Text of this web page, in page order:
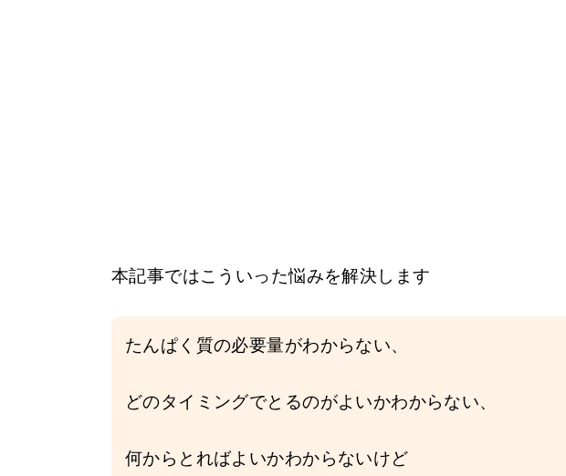
本記事ではこういった悩みを解決します
たんぱく質の必要量がわからない、
どのタイミングでとるのがよいかわからない、
何からとればよいかわからないけど